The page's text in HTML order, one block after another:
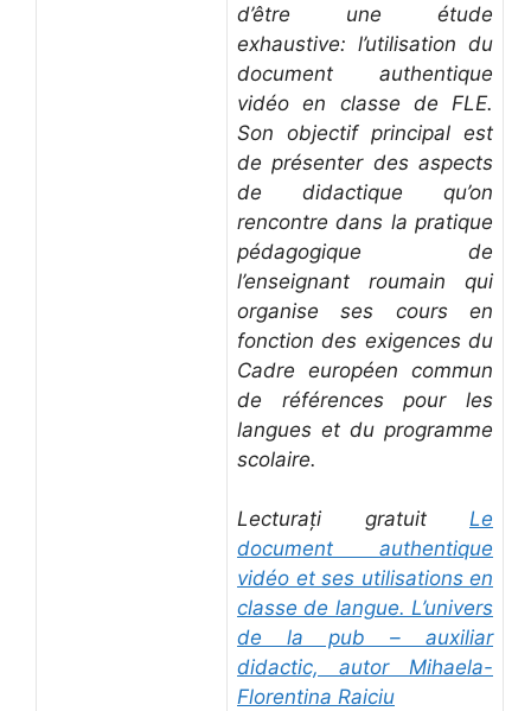
d’être une étude
exhaustive: l’utilisation du
document authentique
vidéo en classe de FLE.
Son objectif principal est
de présenter des aspects
de didactique qu’on
rencontre dans la pratique
pédagogique de
l’enseignant roumain qui
organise ses cours en
fonction des exigences du
Cadre européen commun
de références pour les
langues et du programme
scolaire.
Lecturați gratuit Le
document authentique
vidéo et ses utilisations en
classe de langue. L’univers
de la pub – auxiliar
didactic, autor Mihaela-
Florentina Raiciu